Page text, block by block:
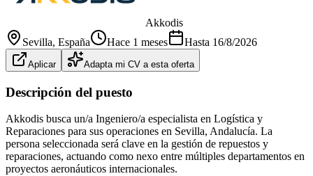
Akkodis
Sevilla, España Hace 1 meses Hasta 16/8/2026
Aplicar Adapta mi CV a esta oferta
Descripción del puesto
Akkodis busca un/a Ingeniero/a especialista en Logística y
Reparaciones para sus operaciones en Sevilla, Andalucía. La
persona seleccionada será clave en la gestión de repuestos y
reparaciones, actuando como nexo entre múltiples departamentos en
proyectos aeronáuticos internacionales.